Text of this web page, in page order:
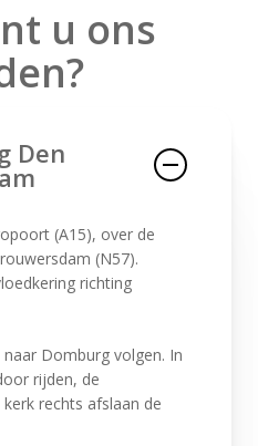
u ons
Den
(A15), over de
(N57).
richting
Domburg volgen. In
rijden, de
rechts afslaan de